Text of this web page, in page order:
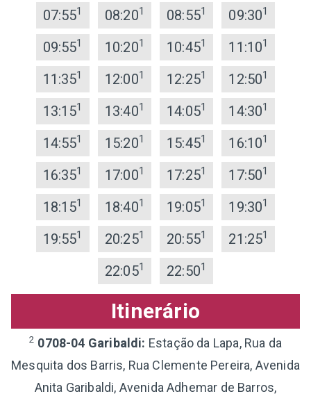
07:551 08:201 08:551 09:301
09:551 10:201 10:451 11:101
11:351 12:001 12:251 12:501
13:151 13:401 14:051 14:301
14:551 15:201 15:451 16:101
16:351 17:001 17:251 17:501
18:151 18:401 19:051 19:301
19:551 20:251 20:551 21:251
22:051 22:501
Itinerário
2 0708-04 Garibaldi: Estação da Lapa, Rua da
Mesquita dos Barris, Rua Clemente Pereira, Avenida
Anita Garibaldi, Avenida Adhemar de Barros,